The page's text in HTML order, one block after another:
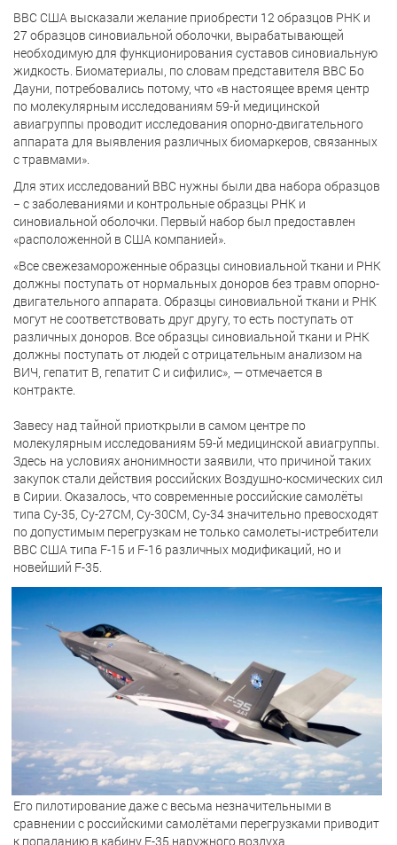
ВВС США высказали желание приобрести 12 образцов РНК и
27 образцов синовиальной оболочки, вырабатывающей
необходимую для функционирования суставов синовиальную
жидкость. Биоматериалы, по словам представителя ВВС Бо
Дауни, потребовались потому, что «в настоящее время центр
по молекулярным исследованиям 59-й медицинской
авиагруппы проводит исследования опорно-двигательного
аппарата для выявления различных биомаркеров, связанных
с травмами».
Для этих исследований ВВС нужны были два набора образцов
− с заболеваниями и контрольные образцы РНК и
синовиальной оболочки. Первый набор был предоставлен
«расположенной в США компанией».
«Все свежезамороженные образцы синовиальной ткани и РНК
должны поступать от нормальных доноров без травм опорно-
двигательного аппарата. Образцы синовиальной ткани и РНК
могут не соответствовать друг другу, то есть поступать от
различных доноров. Все образцы синовиальной ткани и РНК
должны поступать от людей с отрицательным анализом на
ВИЧ, гепатит B, гепатит C и сифилис», — отмечается в
контракте.
Завесу над тайной приоткрыли в самом центре по
молекулярным исследованиям 59-й медицинской авиагруппы.
Здесь на условиях анонимности заявили, что причиной таких
закупок стали действия российских Воздушно-космических сил
в Сирии. Оказалось, что современные российские самолёты
типа Су-35, Су-27СМ, Су-30СМ, Су-34 значительно превосходят
по допустимым перегрузкам не только самолеты-истребители
ВВС США типа F-15 и F-16 различных модификаций, но и
новейший F-35.
Его пилотирование даже с весьма незначительными в
сравнении с российскими самолётами перегрузками приводит
к попаданию в кабину F-35 наружного воздуха,